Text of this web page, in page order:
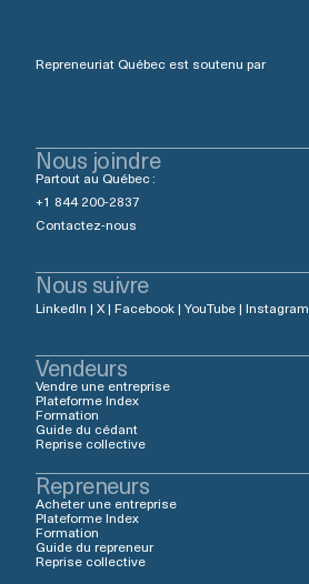
Repreneuriat Québec est soutenu par
Nous joindre
Partout au Québec :
+1 844 200-2837
Contactez-nous
Nous suivre
LinkedIn |X|Facebook|YouTube|Instagram
Vendeurs
Vendre une entreprise
Plateforme Index
Formation
Guide du cédant
Reprise collective
Repreneurs
Acheter une entreprise
Plateforme Index
Formation
Guide du repreneur
Reprise collective